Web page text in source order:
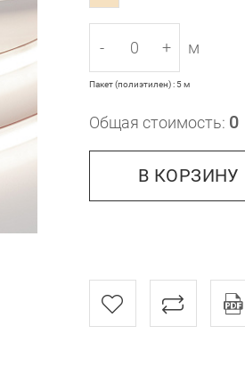
- + м
Пакет (полиэтилен) : 5 м
Общая стоимость: 0
В КОРЗИНУ